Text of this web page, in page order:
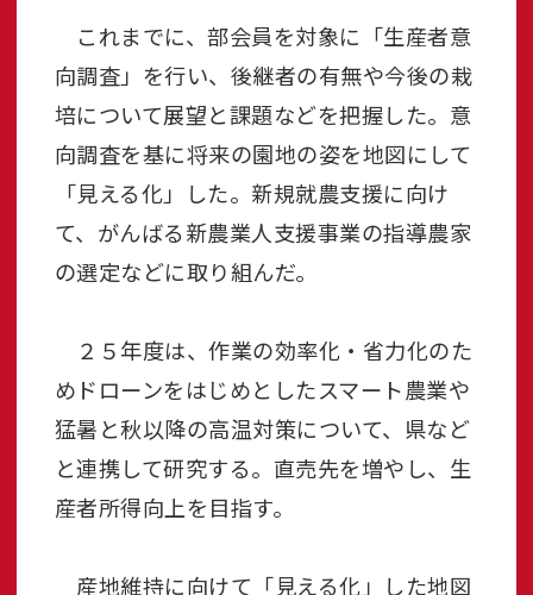
これまでに、部会員を対象に「生産者意
向調査」を行い、後継者の有無や今後の栽
培について展望と課題などを把握した。意
向調査を基に将来の園地の姿を地図にして
「見える化」した。新規就農支援に向け
て、がんばる新農業人支援事業の指導農家
の選定などに取り組んだ。
２５年度は、作業の効率化・省力化のた
めドローンをはじめとしたスマート農業や
猛暑と秋以降の高温対策について、県など
と連携して研究する。直売先を増やし、生
産者所得向上を目指す。
産地維持に向けて「見える化」した地図